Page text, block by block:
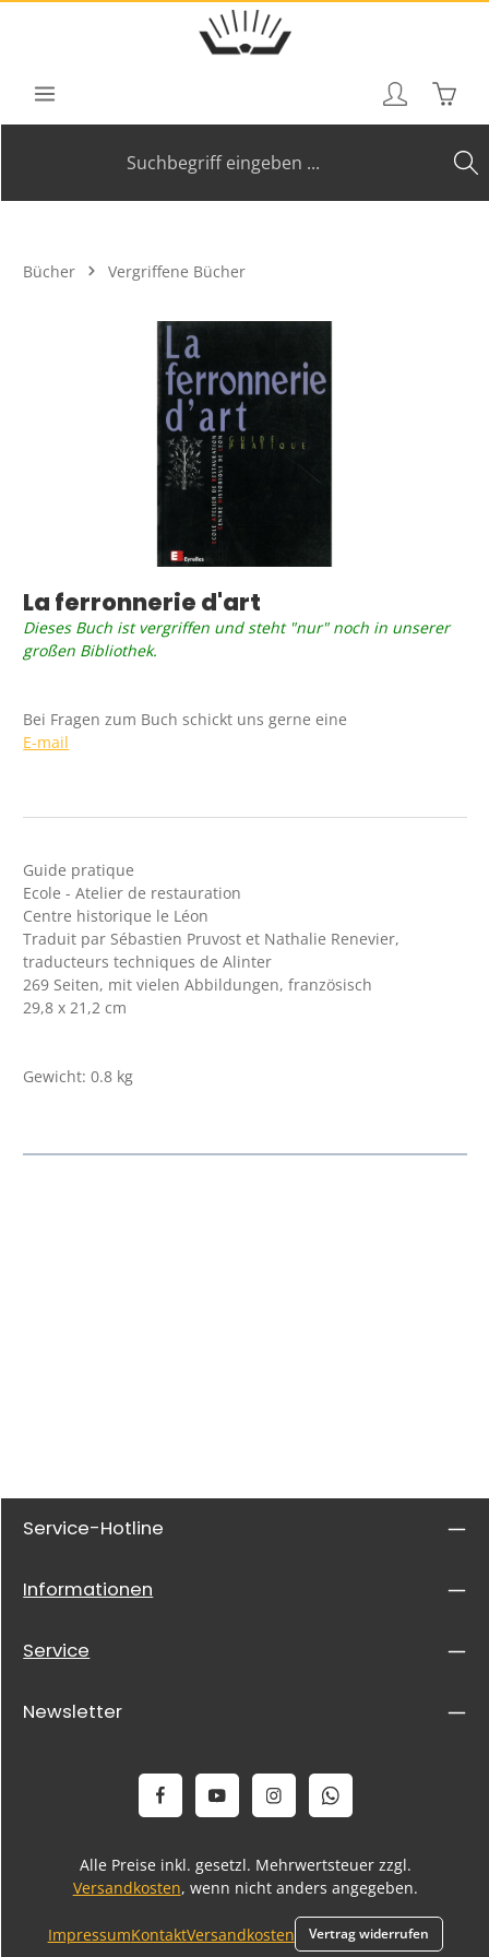
Zum Hauptinhalt springen
Bücher Vergriffene Bücher
Bildergalerie überspringen
La ferronnerie d'art
Dieses Buch ist vergriffen und steht "nur" noch in unserer
großen Bibliothek.
Bei Fragen zum Buch schickt uns gerne eine
E-mail
Guide pratique
Ecole - Atelier de restauration
Centre historique le Léon
Traduit par Sébastien Pruvost et Nathalie Renevier,
traducteurs techniques de Alinter
269 Seiten, mit vielen Abbildungen, französisch
29,8 x 21,2 cm
Gewicht: 0.8 kg
Service-Hotline
Informationen
Service
Newsletter
Alle Preise inkl. gesetzl. Mehrwertsteuer zzgl.
Versandkosten, wenn nicht anders angegeben.
ImpressumKontaktVersandkosten Vertrag widerrufen